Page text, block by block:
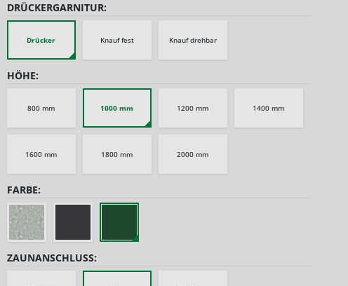
DRÜCKERGARNITUR:
Drücker Knauf fest Knauf drehbar
HÖHE:
800 mm 1000 mm 1200 mm 1400 mm
1600 mm 1800 mm 2000 mm
FARBE:
ZAUNANSCHLUSS: